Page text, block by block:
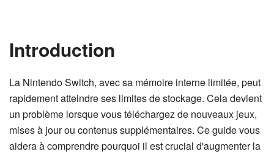
Introduction
La Nintendo Switch, avec sa mémoire interne limitée, peut
rapidement atteindre ses limites de stockage. Cela devient
un problème lorsque vous téléchargez de nouveaux jeux,
mises à jour ou contenus supplémentaires. Ce guide vous
aidera à comprendre pourquoi il est crucial d'augmenter la